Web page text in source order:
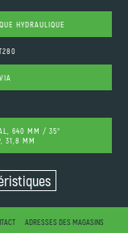
HYDRAULIQUE
640 MM / 35°
31,8 MM
ADRESSES DES MAGASINS